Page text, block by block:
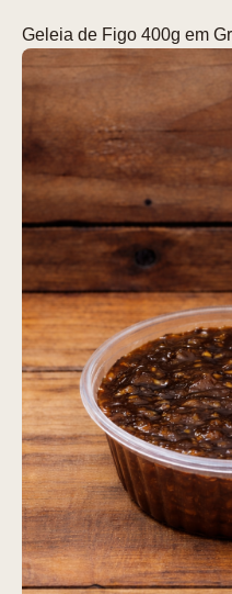
Geleia de Figo 400g em